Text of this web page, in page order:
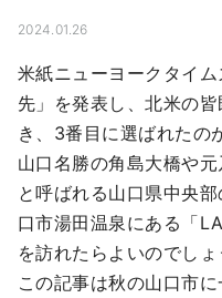
2024.01.26
米紙ニューヨークタイ
先」を発表し、北米の
き、3番目に選ばれたの
山口名勝の角島大橋や
と呼ばれる山口県中央
口市湯田温泉にある「
を訪れたらよいのでしょ
この記事は秋の山口市